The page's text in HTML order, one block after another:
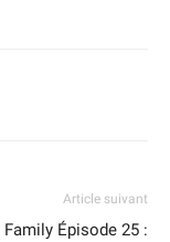
Article suivant
Family Épisode 25 :